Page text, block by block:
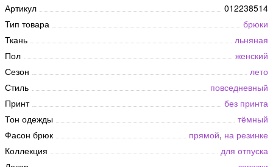
Артикул
012238514
Тип товара
брюки
Ткань
льняная
Пол
женский
Сезон
лето
Стиль
повседневный
Принт
без принта
Тон одежды
тёмный
Фасон брюк
прямой, на резинке
Коллекция
для отпуска